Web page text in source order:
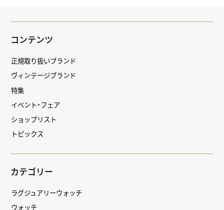
コンテンツ
正規取り扱いブランド
ヴィンテージブランド
特集
イベント・フェア
ショップリスト
トピックス
カテゴリー
ラグジュアリーウォッチ
ウォッチ